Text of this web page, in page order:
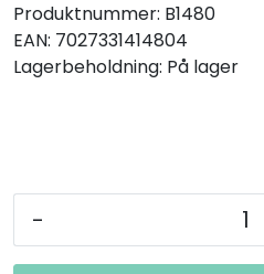
Produktnummer: B1480
EAN: 7027331414804
Lagerbeholdning: På lager
-